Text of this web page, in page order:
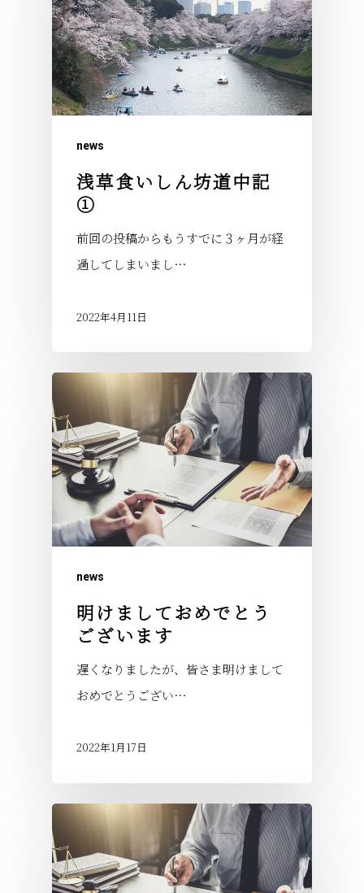
news
浅草食いしん坊道中記
①
前回の投稿からもうすでに３ヶ月が経
過してしまいまし…
2022年4月11日
news
明けましておめでとう
ございます
遅くなりましたが、皆さま明けまして
おめでとうござい…
2022年1月17日